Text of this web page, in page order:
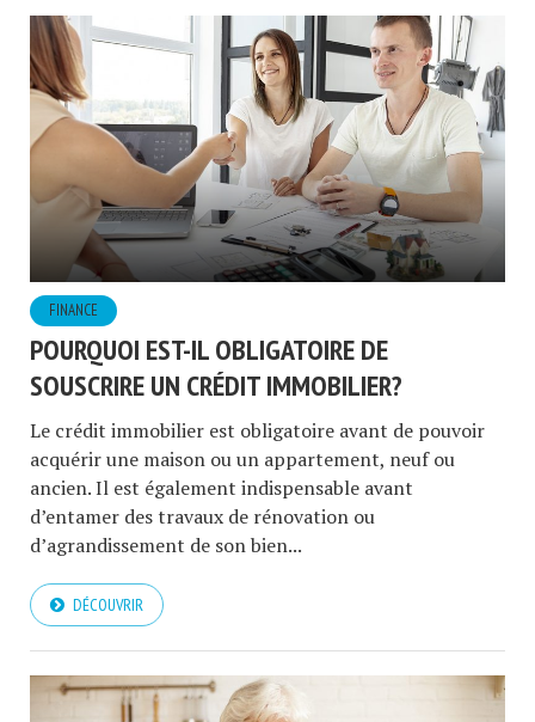
FINANCE
POURQUOI EST-IL OBLIGATOIRE DE
SOUSCRIRE UN CRÉDIT IMMOBILIER?
Le crédit immobilier est obligatoire avant de pouvoir
acquérir une maison ou un appartement, neuf ou
ancien. Il est également indispensable avant
d’entamer des travaux de rénovation ou
d’agrandissement de son bien...
DÉCOUVRIR